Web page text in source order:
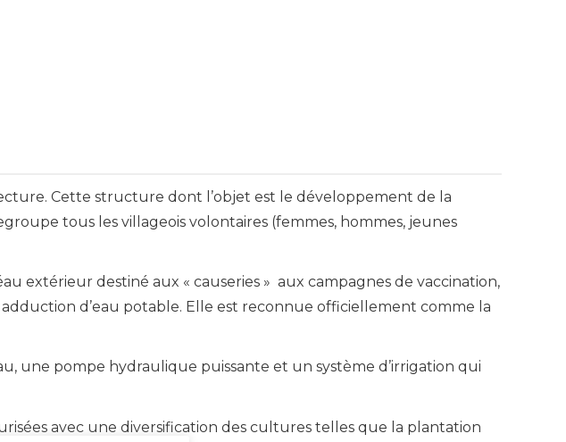
Cette structure dont l’objet est le développement de la
tous les villageois volontaires (femmes, hommes, jeunes
extérieur destiné aux « causeries » aux campagnes de vaccination,
d’eau potable. Elle est reconnue officiellement comme la
une pompe hydraulique puissante et un système d’irrigation qui
avec une diversification des cultures telles que la plantation